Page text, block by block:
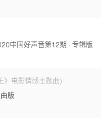
中国好声音第12期 · 专辑版
》电影情感主题曲)
曲版